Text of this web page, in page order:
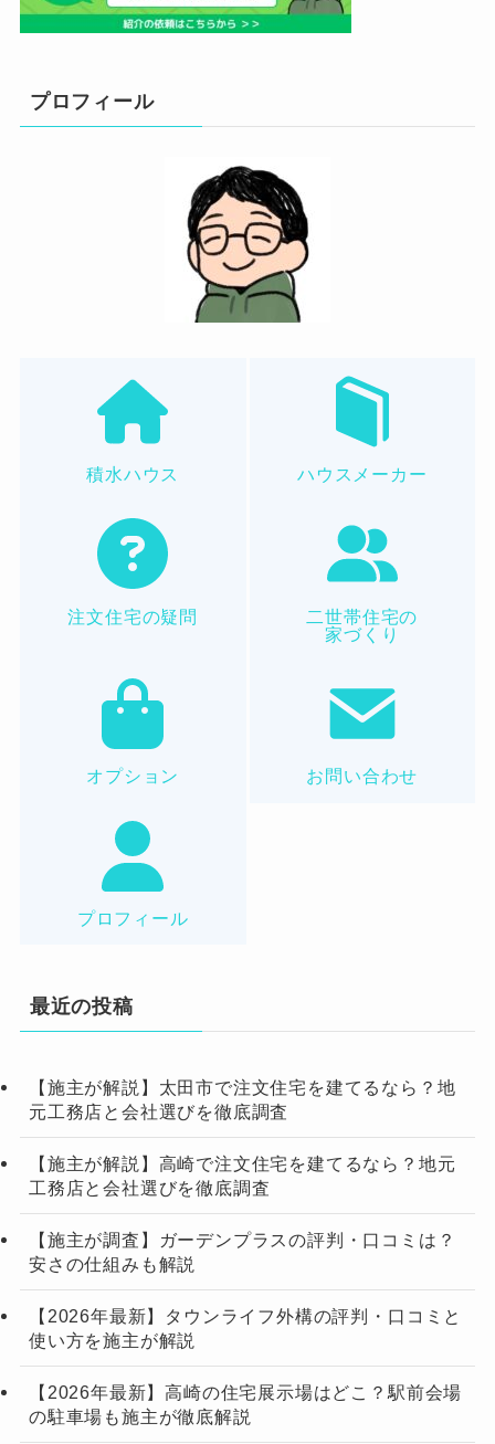
プロフィール
積水ハウス ハウスメーカー
注文住宅の疑問
二世帯住宅の
家づくり
オプション お問い合わせ
プロフィール
最近の投稿
【施主が解説】太田市で注文住宅を建てるなら？地
元工務店と会社選びを徹底調査
【施主が解説】高崎で注文住宅を建てるなら？地元
工務店と会社選びを徹底調査
【施主が調査】ガーデンプラスの評判・口コミは？
安さの仕組みも解説
【2026年最新】タウンライフ外構の評判・口コミと
使い方を施主が解説
【2026年最新】高崎の住宅展示場はどこ？駅前会場
の駐車場も施主が徹底解説